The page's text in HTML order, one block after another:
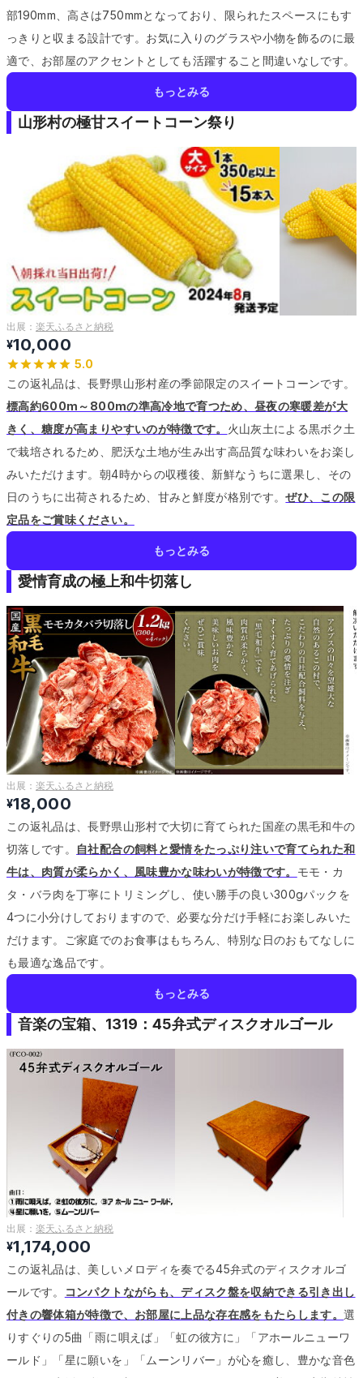
部190mm、高さは750mmとなっており、限られたスペースにもす
っきりと収まる設計です。 お気に入りのグラスや小物を飾るのに最
適で、お部屋のアクセントとしても活躍すること間違いなしです。
もっとみる
山形村の極甘スイートコーン祭り
出展： 楽天ふるさと納税
¥10,000
5.0
この返礼品は、長野県山形村産の季節限定のスイートコーンです。
標高約600m～800mの準高冷地で育つため、昼夜の寒暖差が大
きく、糖度が高まりやすいのが特徴です。 火山灰土による黒ボク土
で栽培されるため、肥沃な土地が生み出す高品質な味わいをお楽し
みいただけます。 朝4時からの収穫後、新鮮なうちに選果し、その
日のうちに出荷されるため、甘みと鮮度が格別です。ぜひ、この限
定品をご賞味ください。
もっとみる
愛情育成の極上和牛切落し
出展： 楽天ふるさと納税
¥18,000
この返礼品は、長野県山形村で大切に育てられた国産の黒毛和牛の
切落しです。
自社配合の飼料と愛情をたっぷり注いで育てられた和
牛は、肉質が柔らかく、風味豊かな味わいが特徴です。 モモ・カ
タ・バラ肉を丁寧にトリミングし、使い勝手の良い300gパックを
4つに小分けしておりますので、必要な分だけ手軽にお楽しみいた
だけます。
ご家庭でのお食事はもちろん、特別な日のおもてなしに
も最適な逸品です。
もっとみる
音楽の宝箱、1319：45弁式ディスクオルゴール
出展： 楽天ふるさと納税
¥1,174,000
この返礼品は、美しいメロディを奏でる45弁式のディスクオルゴ
ールです。
コンパクトながらも、ディスク盤を収納できる引き出し
付きの響体箱が特徴で、お部屋に上品な存在感をもたらします。選
りすぐりの5曲「雨に唄えば」「虹の彼方に」「アホールニューワ
ールド」「星に願いを」「ムーンリバー」が心を癒し、豊かな音色